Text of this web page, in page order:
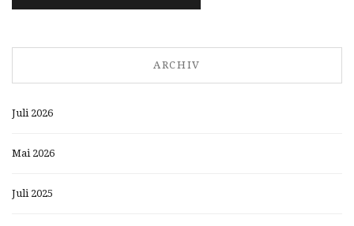
ARCHIV
Juli 2026
Mai 2026
Juli 2025